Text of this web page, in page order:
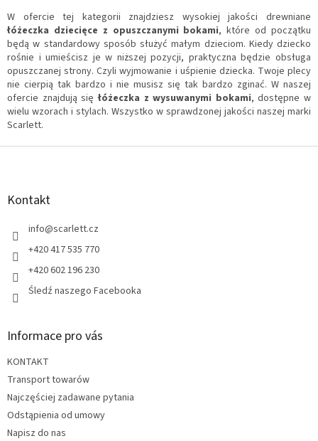
o
l
k
i
l
i
s
t
j
a
W ofercie tej kategorii znajdziesz wysokiej jakości drewniane
łóżeczka dziecięce z opuszczanymi bokami, które od początku
będą w standardowy sposób służyć małym dzieciom. Kiedy dziecko
rośnie i umieścisz je w niższej pozycji, praktyczna będzie obsługa
opuszczanej strony. Czyli wyjmowanie i uśpienie dziecka. Twoje plecy
nie cierpią tak bardzo i nie musisz się tak bardzo zginać. W naszej
ofercie znajdują sięłóżeczka z wysuwanymi bokami, dostępne w
wielu wzorach i stylach. Wszystko w sprawdzonej jakości naszej marki
Scarlett.
S
Kontakt
info@scarlett.cz
+420 417 535 770
+420 602 196 230
Śledź naszego Facebooka
Informace pro vás
KONTAKT
Transport towarów
Najczęściej zadawane pytania
Odstąpienia od umowy
Napisz do nas